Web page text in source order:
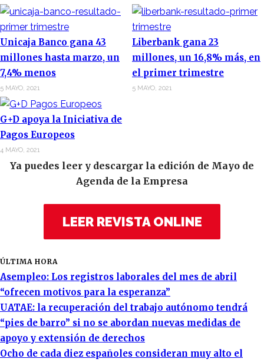
Unicaja Banco gana 43
millones hasta marzo, un
7,4% menos
5 MAYO, 2021
Liberbank gana 23
millones, un 16,8% más, en
el primer trimestre
5 MAYO, 2021
G+D apoya la Iniciativa de
Pagos Europeos
4 MAYO, 2021
Ya puedes leer y descargar la edición de Mayo de
Agenda de la Empresa
LEER REVISTA ONLINE
ÚLTIMA HORA
Asempleo: Los registros laborales del mes de abril
“ofrecen motivos para la esperanza”
UATAE: la recuperación del trabajo autónomo tendrá
“pies de barro” si no se abordan nuevas medidas de
apoyo y extensión de derechos
Ocho de cada diez españoles consideran muy alto el